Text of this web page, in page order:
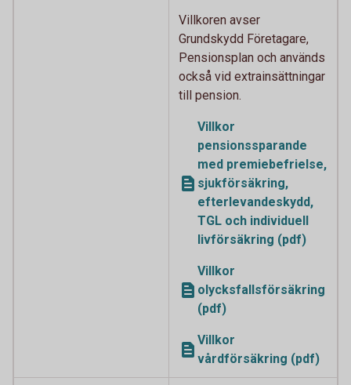
Villkoren avser
Grundskydd Företagare,
Pensionsplan och används
också vid extrainsättningar
till pension.
Villkor
pensionssparande
med premiebefrielse,
sjukförsäkring,
efterlevandeskydd,
TGL och individuell
livförsäkring (pdf)
Villkor
olycksfallsförsäkring
(pdf)
Villkor
vårdförsäkring (pdf)